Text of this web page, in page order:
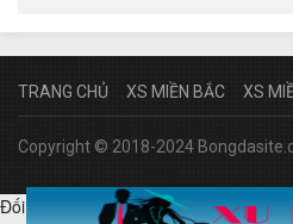
TRANG CHỦ XS MIỀN BẮC XS
Copyright © 2018-2024
Đối tác:lịch bóng đá hôm nay|kqbd